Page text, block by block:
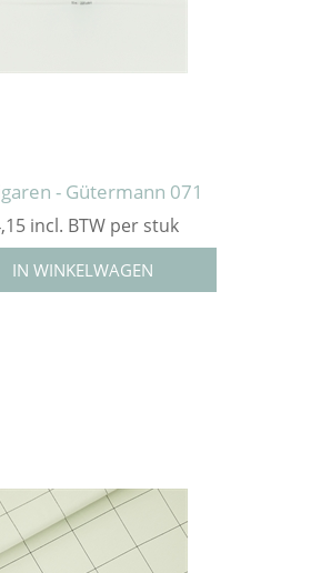
- Gütermann 071
incl. BTW per stuk